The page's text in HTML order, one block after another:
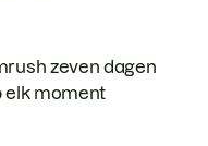
zeven dagen
elk moment